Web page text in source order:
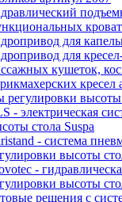
для
для
кушеток,
кресел
регулировки высоты
- электрическая
стола Suspa
- система
высоты
-
высоты
решения с